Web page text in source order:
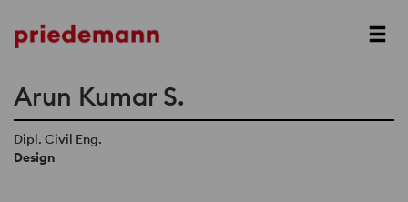
Arun Kumar S.
Dipl. Civil Eng.
Design